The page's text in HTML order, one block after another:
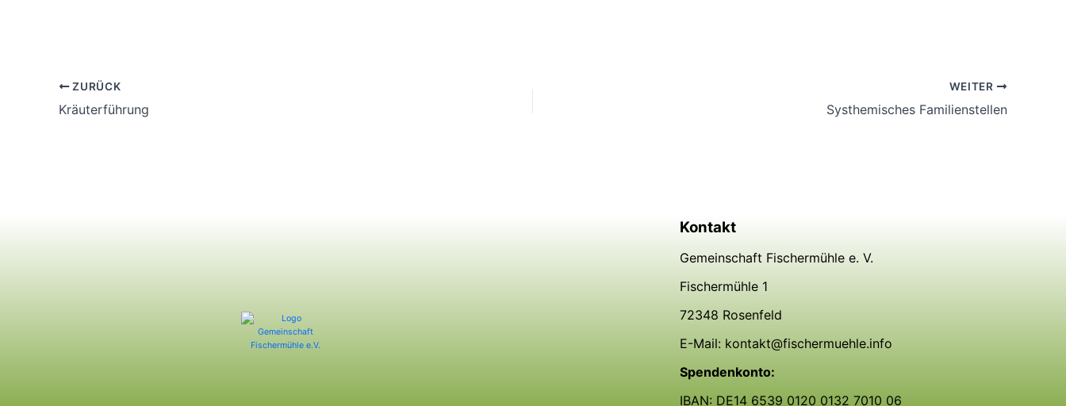
ZURÜCK
Kräuterführung
WEITER
Systhemisches Familienstellen
Kontakt
Gemeinschaft Fischermühle e. V.
Fischermühle 1
72348 Rosenfeld
E-Mail: kontakt@fischermuehle.info
Spendenkonto:
IBAN: DE14 6539 0120 0132 7010 06